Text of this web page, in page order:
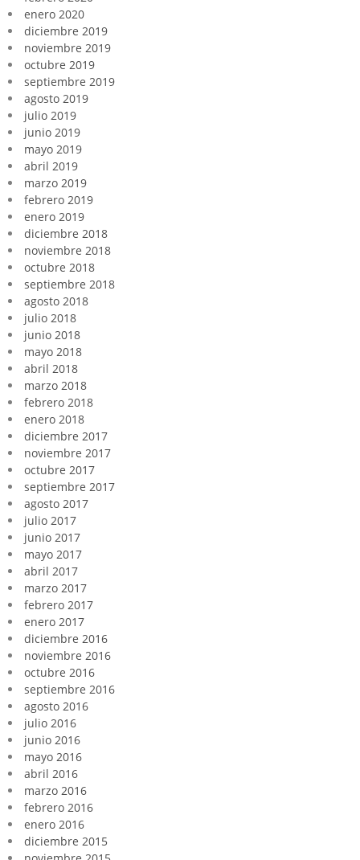
enero 2020
diciembre 2019
noviembre 2019
octubre 2019
septiembre 2019
agosto 2019
julio 2019
junio 2019
mayo 2019
abril 2019
marzo 2019
febrero 2019
enero 2019
diciembre 2018
noviembre 2018
octubre 2018
septiembre 2018
agosto 2018
julio 2018
junio 2018
mayo 2018
abril 2018
marzo 2018
febrero 2018
enero 2018
diciembre 2017
noviembre 2017
octubre 2017
septiembre 2017
agosto 2017
julio 2017
junio 2017
mayo 2017
abril 2017
marzo 2017
febrero 2017
enero 2017
diciembre 2016
noviembre 2016
octubre 2016
septiembre 2016
agosto 2016
julio 2016
junio 2016
mayo 2016
abril 2016
marzo 2016
febrero 2016
enero 2016
diciembre 2015